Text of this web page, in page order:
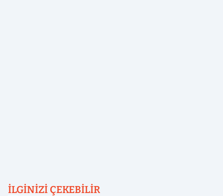
İLGINIZI ÇEKEBILIR